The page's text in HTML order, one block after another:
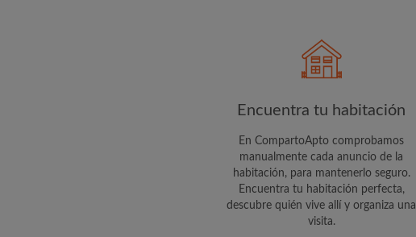
Encuentra tu habitación
En CompartoApto comprobamos
manualmente cada anuncio de la
habitación, para mantenerlo seguro.
Encuentra tu habitación perfecta,
descubre quién vive allí y organiza una
visita.